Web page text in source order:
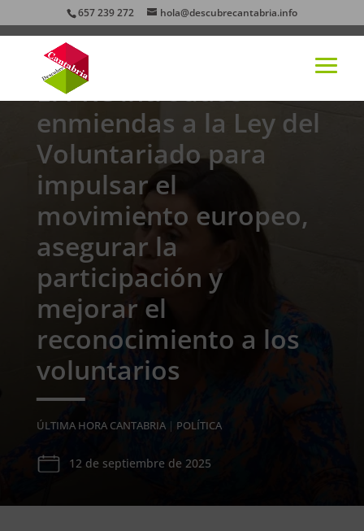
657 239 272 hola@descubrecantabria.info
El PRC introduce
enmiendas a la Ley del
Voluntariado para
impulsar el
movimiento europeo,
asegurar la
participación y
mejorar el
reconocimiento a los
voluntarios
ÚLTIMA HORA CANTABRIA| POLÍTICA
12 de septiembre de 2025